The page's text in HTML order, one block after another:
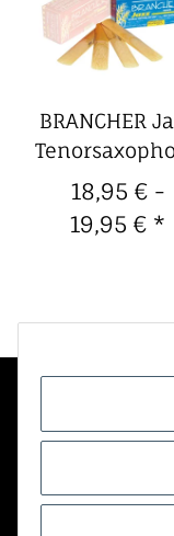
BRANCHER
Blätter (4er
Packung)
18,95 € -
19,95 € *